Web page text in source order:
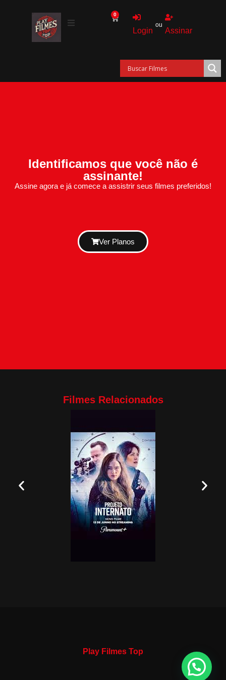
0
Login
ou
Assinar
Identificamos que você não é
assinante!
Assine agora e já comece a assistrir seus filmes preferidos!
Ver Planos
Filmes Relacionados
Play Filmes Top